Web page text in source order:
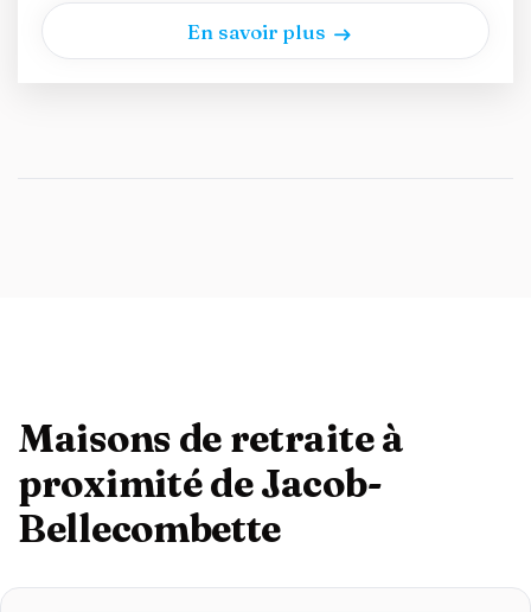
En savoir plus
Maisons de retraite à
proximité de Jacob-
Bellecombette